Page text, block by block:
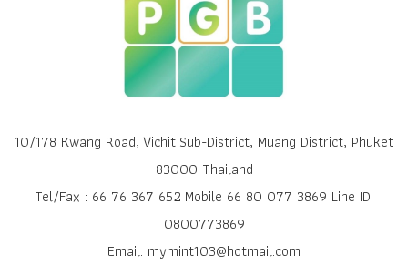
10/178 Kwang Road, Vichit Sub-District, Muang District, Phuket
83000 Thailand
Tel/Fax : 66 76 367 652 Mobile 66 80 077 3869 Line ID:
0800773869
Email: mymint103@hotmail.com